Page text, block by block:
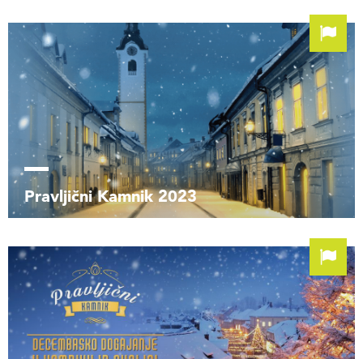
Pravljični Kamnik 2023